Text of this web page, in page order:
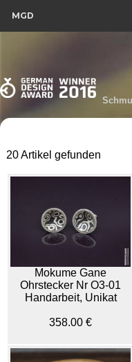
MGD
20 Artikel gefunden
Mokume Gane
Ohrstecker Nr O3-01
Handarbeit, Unikat
358.00 €